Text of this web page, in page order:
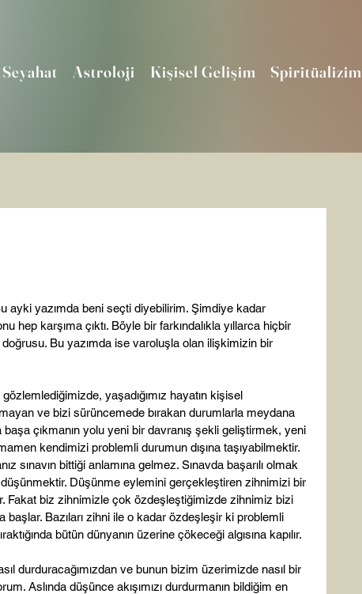
Seyahat Astroloji Kişisel Gelişim Spiritüalizim
ayki yazımda beni seçti diyebilirim. Şimdiye kadar
hep karşıma çıktı. Böyle bir farkındalıkla yıllarca hiçbir
Bu yazımda ise varoluşla olan ilişkimizin bir
yaşadığımız hayatın kişisel
ve bizi sürüncemede bırakan durumlarla meydana
çıkmanın yolu yeni bir davranış şekli geliştirmek, yeni
kendimizi problemli durumun dışına taşıyabilmektir.
sınavın bittiği anlamına gelmez. Sınavda başarılı olmak
Düşünme eylemini gerçekleştiren zihnimizi bir
Fakat biz zihnimizle çok özdeşleştiğimizde zihnimiz bizi
başlar. Bazıları zihni ile o kadar özdeşleşir ki problemli
bütün dünyanın üzerine çökeceği algısına kapılır.
durduracağımızdan ve bunun bizim üzerimizde nasıl bir
Aslında düşünce akışımızı durdurmanın bildiğim en